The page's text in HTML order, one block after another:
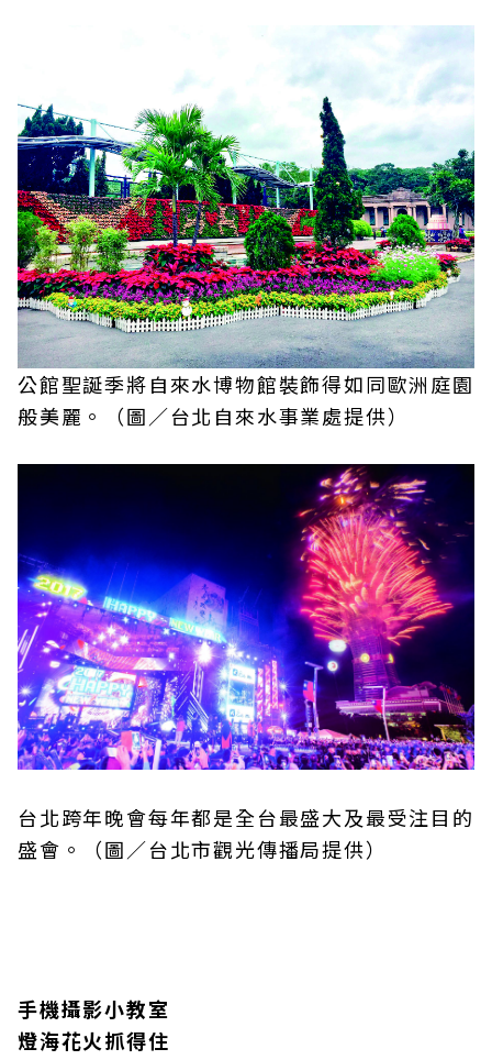
公館聖誕季將自來水博物館裝飾得如同歐洲庭園
般美麗。（圖／台北自來水事業處提供）
台北跨年晚會每年都是全台最盛大及最受注目的
盛會。（圖／台北市觀光傳播局提供）
手機攝影小教室
燈海花火抓得住